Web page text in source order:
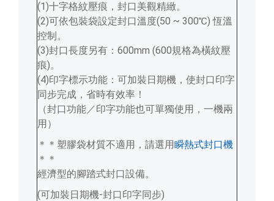
(1)十字格紋壓痕，封口美觀精緻。
(2)可依包裝袋設定封口溫度(50 ~ 300℃) 恆溫
控制。
(3)封口長度另有：600mm (600規格為橫紋壓
痕)。
(4)印字標示功能：可加裝日期機，使封口印字
同步完成，省時有效率！
（封口功能／印字功能也可單獨使用，一機兩
用）
＊＊塑膠袋材質不適用，請選用瞬熱式封口機
＊＊
經濟型的腳踏式封口設備。
(可加裝日期機-封口印字同步)